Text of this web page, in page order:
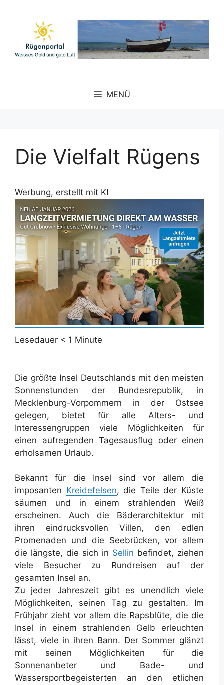
springen
MENÜ
Die Vielfalt Rügens
Werbung, erstellt mit KI
Lesedauer < 1 Minute
Die größte Insel Deutschlands mit den meisten
Sonnenstunden der Bundesrepublik, in
Mecklenburg-Vorpommern in der Ostsee
gelegen, bietet für alle Alters- und
Interessengruppen viele Möglichkeiten für
einen aufregenden Tagesausflug oder einen
erholsamen Urlaub.
Bekannt für die Insel sind vor allem die
imposanten Kreidefelsen, die Teile der Küste
säumen und in einem strahlenden Weiß
erscheinen. Auch die Bäderarchitektur mit
ihren eindrucksvollen Villen, den edlen
Promenaden und die Seebrücken, vor allem
die längste, die sich in Sellin befindet, ziehen
viele Besucher zu Rundreisen auf der
gesamten Insel an.
Zu jeder Jahreszeit gibt es unendlich viele
Möglichkeiten, seinen Tag zu gestalten. Im
Frühjahr zieht vor allem die Rapsblüte, die die
Insel in einem strahlenden Gelb erleuchten
lässt, viele in ihren Bann. Der Sommer glänzt
mit seinen Möglichkeiten für die
Sonnenanbeter und Bade- und
Wassersportbegeisterten an den etlichen